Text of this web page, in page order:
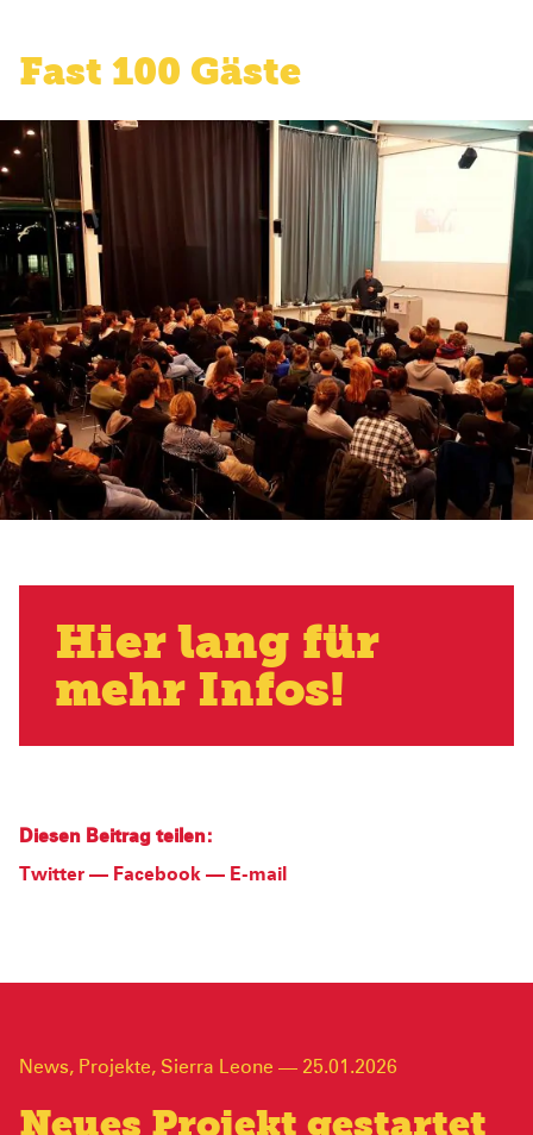
Fast 100 Gäste
Hier lang für
mehr Infos!
Diesen Beitrag teilen:
Twitter — Facebook — E-mail
News, Projekte, Sierra Leone — 25.01.2026
Neues Projekt gestartet